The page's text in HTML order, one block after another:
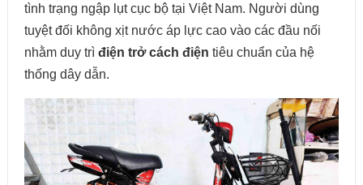
tình trạng ngập lụt cục bộ tại Việt Nam. Người dùng
tuyệt đối không xịt nước áp lực cao vào các đầu nối
nhằm duy trì điện trở cách điện tiêu chuẩn của hệ
thống dây dẫn.